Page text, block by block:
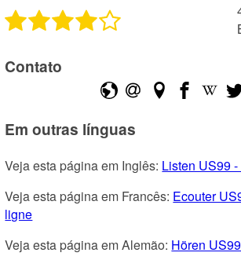
Contato
Em outras línguas
Veja esta página em Inglês: Listen US99
Veja esta página em Francês: Ecouter
ligne
Veja esta página em Alemão: Hören